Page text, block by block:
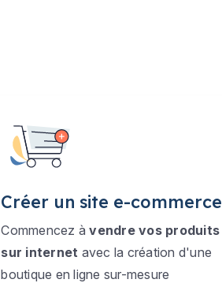
Créer un site e-commerce
Commencez àvendre vos produits
sur internet avec la création d'une
boutique en ligne sur-mesure